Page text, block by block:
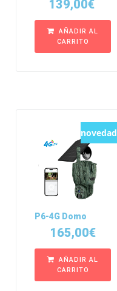
139,00€
AÑADIR AL
CARRITO
novedad
P6-4G Domo
165,00€
AÑADIR AL
CARRITO